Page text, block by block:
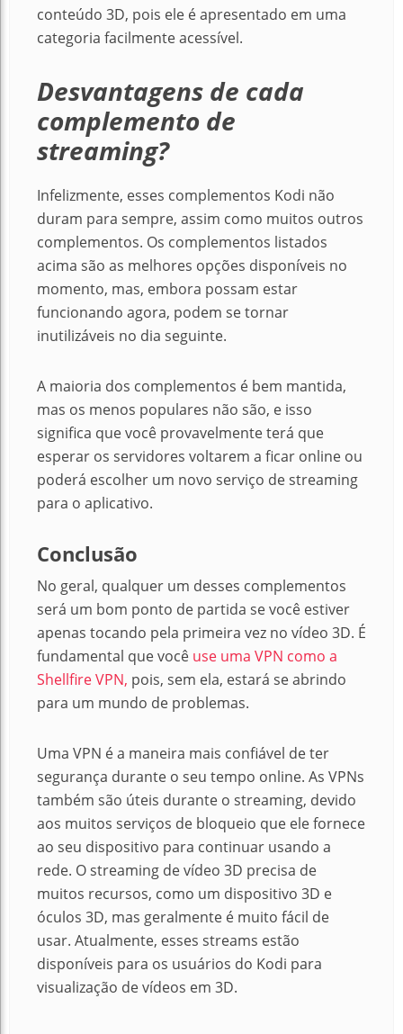
conteúdo 3D, pois ele é apresentado em uma
categoria facilmente acessível.
Desvantagens de cada
complemento de
streaming?
Infelizmente, esses complementos Kodi não
duram para sempre, assim como muitos outros
complementos. Os complementos listados
acima são as melhores opções disponíveis no
momento, mas, embora possam estar
funcionando agora, podem se tornar
inutilizáveis ​​no dia seguinte.
A maioria dos complementos é bem mantida,
mas os menos populares não são, e isso
significa que você provavelmente terá que
esperar os servidores voltarem a ficar online ou
poderá escolher um novo serviço de streaming
para o aplicativo.
Conclusão
No geral, qualquer um desses complementos
será um bom ponto de partida se você estiver
apenas tocando pela primeira vez no vídeo 3D. É
fundamental que você use uma VPN como a
Shellfire VPN, pois, sem ela, estará se abrindo
para um mundo de problemas.
Uma VPN é a maneira mais confiável de ter
segurança durante o seu tempo online. As VPNs
também são úteis durante o streaming, devido
aos muitos serviços de bloqueio que ele fornece
ao seu dispositivo para continuar usando a
rede. O streaming de vídeo 3D precisa de
muitos recursos, como um dispositivo 3D e
óculos 3D, mas geralmente é muito fácil de
usar. Atualmente, esses streams estão
disponíveis para os usuários do Kodi para
visualização de vídeos em 3D.